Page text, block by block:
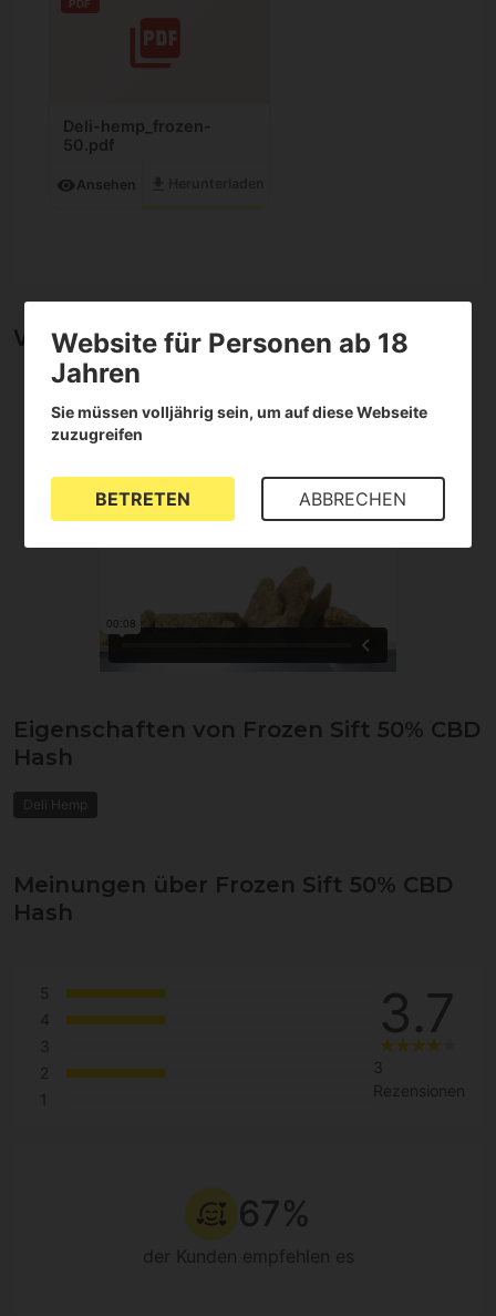
PDF
Deli-hemp_frozen-
50.pdf
visibility Ansehen
Video von Frozen Sift 50% CBD Hash
Eigenschaften von Frozen Sift 50% CBD
Hash
Deli Hemp
Meinungen über Frozen Sift 50% CBD
Hash
5
4
3
2
1
3.7
3
Rezensionen
67%
der Kunden empfehlen es
Website für Personen ab 18
Jahren
Sie müssen volljährig sein, um auf diese Webseite
zuzugreifen
BETRETEN ABBRECHEN